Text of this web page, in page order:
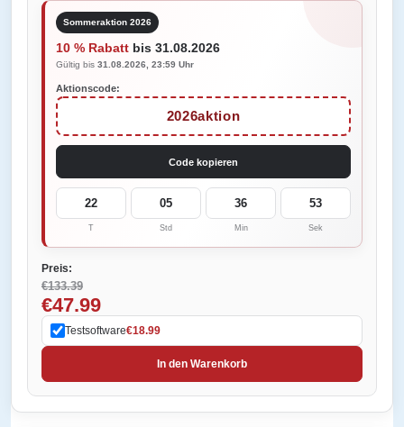
Sommeraktion 2026
10 % Rabatt bis 31.08.2026
Gültig bis 31.08.2026, 23:59 Uhr
Aktionscode:
2026aktion
Code kopieren
22
T
05
Std
36
Min
53
Sek
Preis:
€133.39
€47.99
Testsoftware€18.99
In den Warenkorb